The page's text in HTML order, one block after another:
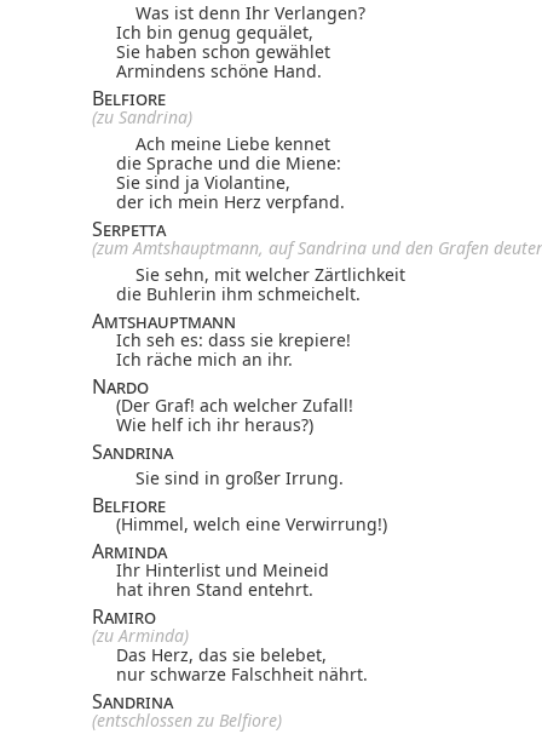
Was ist denn Ihr Verlangen?
Ich bin genug gequälet,
Sie haben schon gewählet
Armindens schöne Hand.
Belfiore
(zu Sandrina)
Ach meine Liebe kennet
die Sprache und die Miene:
Sie sind ja Violantine,
der ich mein Herz verpfand.
Serpetta
(zum Amtshauptmann, auf Sandrina und den Grafen
Sie sehn, mit welcher Zärtlichkeit
die Buhlerin ihm schmeichelt.
Amtshauptmann
Ich seh es: dass sie krepiere!
Ich räche mich an ihr.
Nardo
(Der Graf! ach welcher Zufall!
Wie helf ich ihr heraus?)
Sandrina
Sie sind in großer Irrung.
Belfiore
(Himmel, welch eine Verwirrung!)
Arminda
Ihr Hinterlist und Meineid
hat ihren Stand entehrt.
Ramiro
(zu Arminda)
Das Herz, das sie belebet,
nur schwarze Falschheit nährt.
Sandrina
(entschlossen zu Belfiore)